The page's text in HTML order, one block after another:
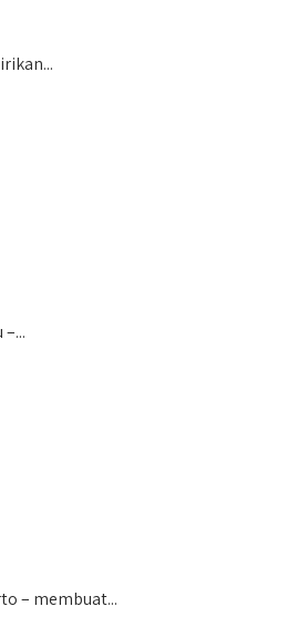
– membuat...